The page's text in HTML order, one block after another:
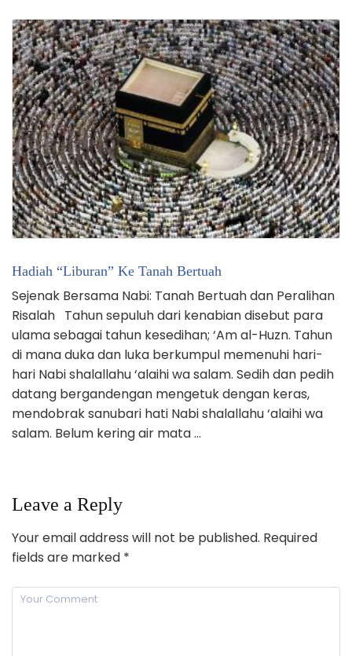
Hadiah “Liburan” Ke Tanah Bertuah
Sejenak Bersama Nabi: Tanah Bertuah dan Peralihan
Risalah Tahun sepuluh dari kenabian disebut para
ulama sebagai tahun kesedihan; ‘Am al-Huzn. Tahun
di mana duka dan luka berkumpul memenuhi hari-
hari Nabi shalallahu ‘alaihi wa salam. Sedih dan pedih
datang bergandengan mengetuk dengan keras,
mendobrak sanubari hati Nabi shalallahu ‘alaihi wa
salam. Belum kering air mata …
Leave a Reply
Your email address will not be published. Required
fields are marked *